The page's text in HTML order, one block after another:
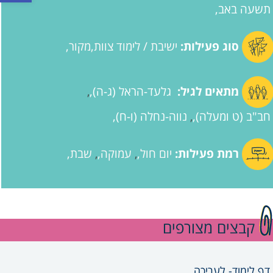
תשעה באב
סוג פעילות: ישיבת / לימוד צוות מקור
מתאים לגיל: גלעד-הראל (ג-ה) ,
חב"ב (ט ומעלה) , נווה-נחלה (ו-ח)
רמת פעילות: יום חול , עמוקה , שבת
קבצים מצורפים